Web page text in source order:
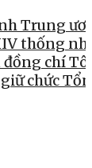
Trung
thống
chí Tô
chức